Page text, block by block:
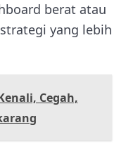
berat atau
yang lebih
Cegah,